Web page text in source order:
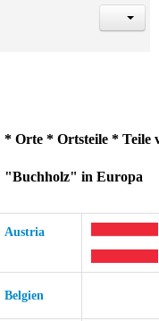
* Orte * Ortsteile * Teile
"Buchholz" in Europa
Austria
Belgien